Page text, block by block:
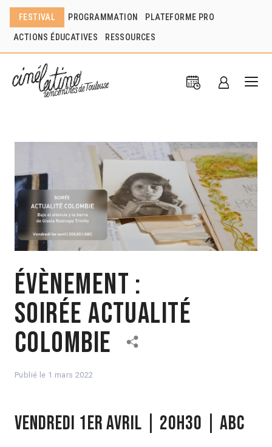
FESTIVAL PROGRAMMATION PLATEFORME PRO
ACTIONS ÉDUCATIVES RESSOURCES
Évènement :
soirée actualité
Colombie
Publié le 1 mars 2022
Vendredi 1er avril | 20h30 | ABC